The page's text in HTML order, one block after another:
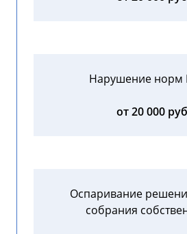
Нарушение норм
от 20 000
Оспаривание
собрания